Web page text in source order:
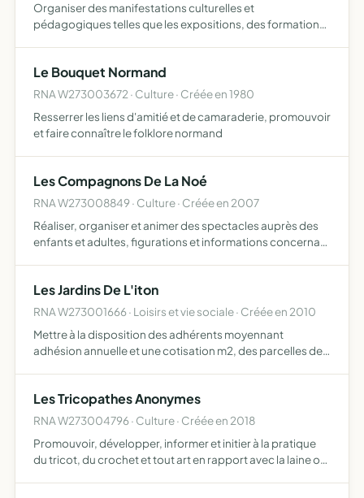
Organiser des manifestations culturelles et
pédagogiques telles que les expositions, des formations
avec d'aut…
Le Bouquet Normand
RNA W273003672 · Culture · Créée en 1980
Resserrer les liens d'amitié et de camaraderie, promouvoir
et faire connaître le folklore normand
Les Compagnons De La Noé
RNA W273008849 · Culture · Créée en 2007
Réaliser, organiser et animer des spectacles auprès des
enfants et adultes, figurations et informations concernant
Les Jardins De L'iton
RNA W273001666 · Loisirs et vie sociale · Créée en 2010
Mettre à la disposition des adhérents moyennant
adhésion annuelle et une cotisation m2, des parcelles de
Les Tricopathes Anonymes
RNA W273004796 · Culture · Créée en 2018
Promouvoir, développer, informer et initier à la pratique
du tricot, du crochet et tout art en rapport avec la laine ou